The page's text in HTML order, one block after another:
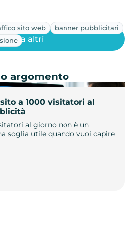
sito web
banner pubblicitari
a 1000 visitatori al
al giorno non è un
soglia utile quando vuoi capire
altri
argomento